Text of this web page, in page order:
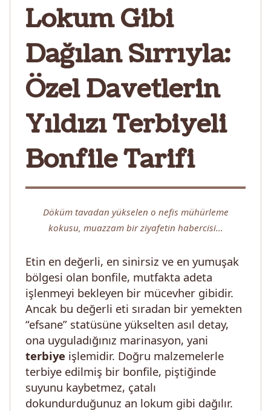
Lokum Gibi
Dağılan Sırrıyla:
Özel Davetlerin
Yıldızı Terbiyeli
Bonfile Tarifi
Döküm tavadan yükselen o nefis mühürleme
kokusu, muazzam bir ziyafetin habercisi…
Etin en değerli, en sinirsiz ve en yumuşak
bölgesi olan bonfile, mutfakta adeta
işlenmeyi bekleyen bir mücevher gibidir.
Ancak bu değerli eti sıradan bir yemekten
“efsane” statüsüne yükselten asıl detay,
ona uyguladığınız marinasyon, yani
terbiye işlemidir. Doğru malzemelerle
terbiye edilmiş bir bonfile, piştiğinde
suyunu kaybetmez, çatalı
dokundurduğunuz an lokum gibi dağılır.